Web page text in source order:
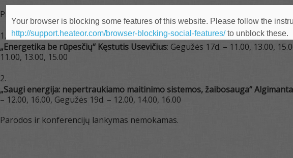
Pranešimai mūsų stende
„Energetika be rūpesčių“ Kęstutis Usevičius: Gegužės 17d. – 11.00, 13.00,
11.00, 13.00, 15.00
„Saugi energija: nepertraukiamo maitinimo sistemos, žaibosauga“
– 12.00, 16.00, Gegužės 19d. – 12.00, 14.00, 16.00
Parodos ir konferencijų lankymas nemokamas.
Your browser is blocking some features of this website. Please follow the
http://support.heateor.com/browser-blocking-social-features/to unblock these.